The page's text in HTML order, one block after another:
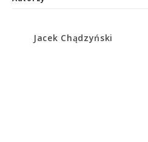
Jacek Chądzyński